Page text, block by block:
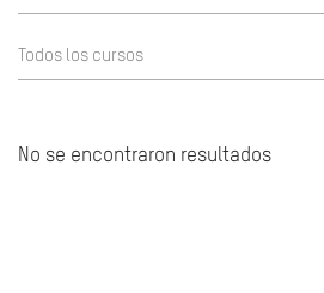
Todos los cursos
No se encontraron resultados